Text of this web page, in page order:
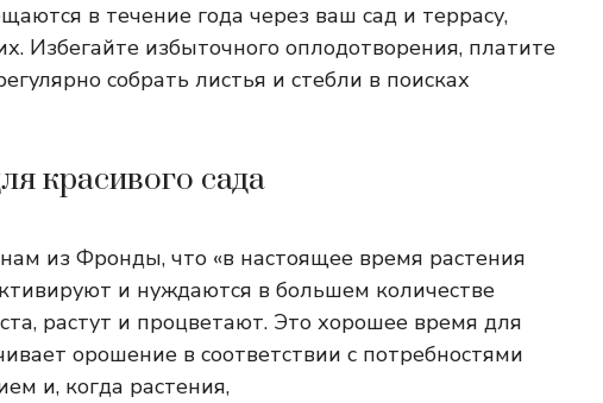
в течение года через ваш сад и террасу,
Избегайте избыточного оплодотворения, платите
собрать листья и стебли в поисках
красивого сада
из Фронды, что «в настоящее время растения
и нуждаются в большем количестве
растут и процветают. Это хорошее время для
орошение в соответствии с потребностями
и, когда растения,